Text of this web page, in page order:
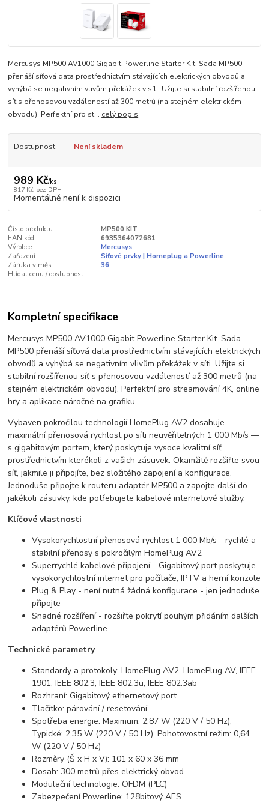
Mercusys MP500 AV1000 Gigabit Powerline Starter Kit. Sada MP500
přenáší síťová data prostřednictvím stávajících elektrických obvodů a
vyhýbá se negativním vlivům překážek v síti. Užijte si stabilní rozšířenou
síť s přenosovou vzdáleností až 300 metrů (na stejném elektrickém
obvodu). Perfektní pro st... celý popis
Dostupnost Není skladem
989 Kč/ks
817 Kč bez DPH
Momentálně není k dispozici
Číslo produktu:
MP500 KIT
EAN kód:
6935364072681
Výrobce:
Mercusys
Zařazení:
Síťové prvky | Homeplug a Powerline
Záruka v měs.:
36
Hlídat cenu / dostupnost
Kompletní specifikace
Mercusys MP500 AV1000 Gigabit Powerline Starter Kit. Sada
MP500 přenáší síťová data prostřednictvím stávajících elektrických
obvodů a vyhýbá se negativním vlivům překážek v síti. Užijte si
stabilní rozšířenou síť s přenosovou vzdáleností až 300 metrů (na
stejném elektrickém obvodu). Perfektní pro streamování 4K, online
hry a aplikace náročné na grafiku.
Vybaven pokročilou technologií HomePlug AV2 dosahuje
maximální přenosová rychlost po síti neuvěřitelných 1 000 Mb/s —
s gigabitovým portem, který poskytuje vysoce kvalitní síť
prostřednictvím kterékoli z vašich zásuvek. Okamžitě rozšiřte svou
síť, jakmile ji připojíte, bez složitého zapojení a konfigurace.
Jednoduše připojte k routeru adaptér MP500 a zapojte další do
jakékoli zásuvky, kde potřebujete kabelové internetové služby.
Klíčové vlastnosti
Vysokorychlostní přenosová rychlost 1 000 Mb/s - rychlé a
stabilní přenosy s pokročilým HomePlug AV2
Superrychlé kabelové připojení - Gigabitový port poskytuje
vysokorychlostní internet pro počítače, IPTV a herní konzole
Plug & Play - není nutná žádná konfigurace - jen jednoduše
připojte
Snadné rozšíření - rozšiřte pokrytí pouhým přidáním dalších
adaptérů Powerline
Technické parametry
Standardy a protokoly: HomePlug AV2, HomePlug AV, IEEE
1901, IEEE 802.3, IEEE 802.3u, IEEE 802.3ab
Rozhraní: Gigabitový ethernetový port
Tlačítko: párování / resetování
Spotřeba energie: Maximum: 2,87 W (220 V / 50 Hz),
Typické: 2,35 W (220 V / 50 Hz), Pohotovostní režim: 0,64
W (220 V / 50 Hz)
Rozměry (Š x H x V): 101 x 60 x 36 mm
Dosah: 300 metrů přes elektrický obvod
Modulační technologie: OFDM (PLC)
Zabezpečení Powerline: 128bitový AES